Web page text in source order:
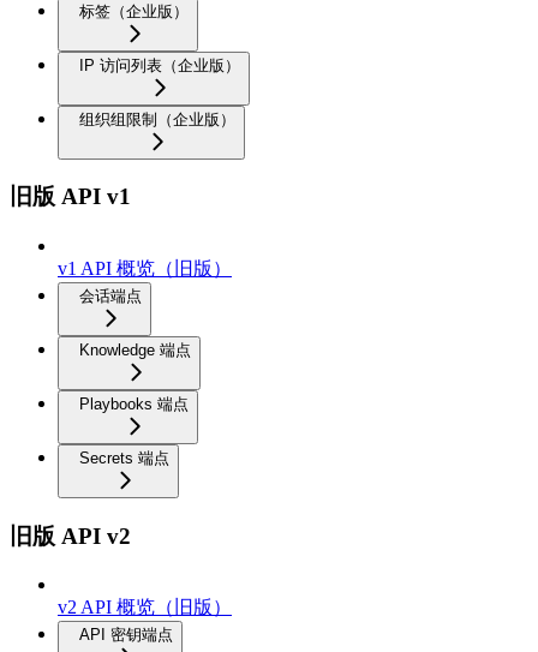
标签（企业版）
IP 访问列表（企业版）
组织组限制（企业版）
旧版 API v1
v1 API 概览（旧版）
会话端点
Knowledge 端点
Playbooks 端点
Secrets 端点
旧版 API v2
v2 API 概览（旧版）
API 密钥端点